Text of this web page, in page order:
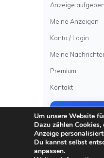
Anzeige aufgeben
Meine Anzeigen
Konto / Login
Meine
Premium
Kontakt
Impressum
Um unsere Website
Dazu zählen
Anzeige
Du kannst selbst
anpassen.